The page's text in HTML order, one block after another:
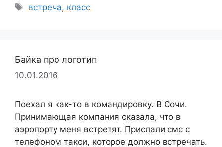
Метки
встреча, класс
Байка про логотип
10.01.2016
Поехал я как-то в командировку. В Сочи.
Принимающая компания сказала, что в
аэропорту меня встретят. Прислали смс с
телефоном такси, которое должно встречать.